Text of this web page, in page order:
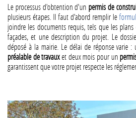
Le processus d'obtention d'un permis de
plusieurs étapes. Il faut d'abord remplir le
joindre les documents requis, tels que les
façades, et une description du projet. Le
déposé à la mairie. Le délai de réponse varie
préalable de travauxet deux mois pour un
garantissent que votre projet respecte les